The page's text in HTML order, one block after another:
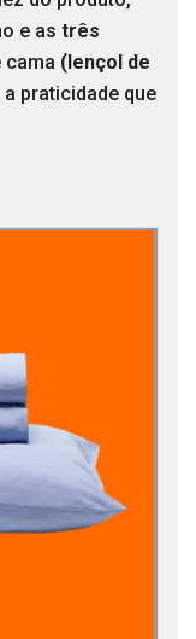
e as três
cama (lençol de
praticidade que